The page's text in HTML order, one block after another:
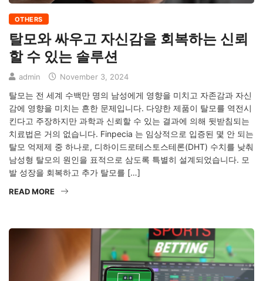
OTHERS
탈모와 싸우고 자신감을 회복하는 신뢰
할 수 있는 솔루션
admin November 3, 2024
탈모는 전 세계 수백만 명의 남성에게 영향을 미치고 자존감과 자신
감에 영향을 미치는 흔한 문제입니다. 다양한 제품이 탈모를 역전시
킨다고 주장하지만 과학과 신뢰할 수 있는 결과에 의해 뒷받침되는
치료법은 거의 없습니다. Finpecia 는 임상적으로 입증된 몇 안 되는
탈모 억제제 중 하나로, 디하이드로테스토스테론(DHT) 수치를 낮춰
남성형 탈모의 원인을 표적으로 삼도록 특별히 설계되었습니다. 모
발 성장을 회복하고 추가 탈모를 […]
READ MORE